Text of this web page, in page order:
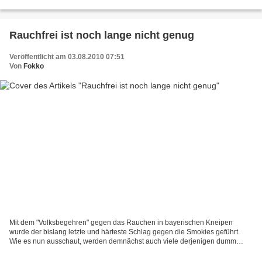
Rauchfrei ist noch lange nicht genug
Veröffentlicht am 03.08.2010 07:51
Von Fokko
Mit dem "Volksbegehren" gegen das Rauchen in bayerischen Kneipen
wurde der bislang letzte und härteste Schlag gegen die Smokies geführt.
Wie es nun ausschaut, werden demnächst auch viele derjenigen dumm